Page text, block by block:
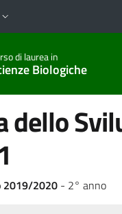
di laurea in
Biologiche
dello
2019/2020 - 2° anno